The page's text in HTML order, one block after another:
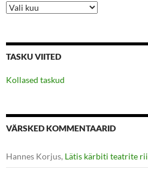
Arhiiv
TASKU VIITED
Kollased taskud
VÄRSKED KOMMENTAARID
Hannes Korjus, Lätis kärbiti teatrite